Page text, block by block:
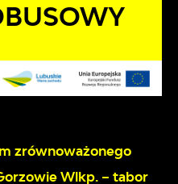
zrównoważonego
Wlkp. – tabor